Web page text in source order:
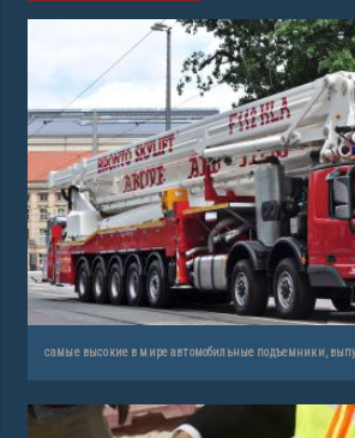
самые высокие в мире автомобильные подъемники,